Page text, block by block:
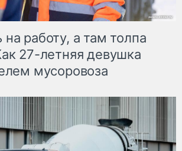
работу, а там толпа
27-летняя девушка
мусоровоза